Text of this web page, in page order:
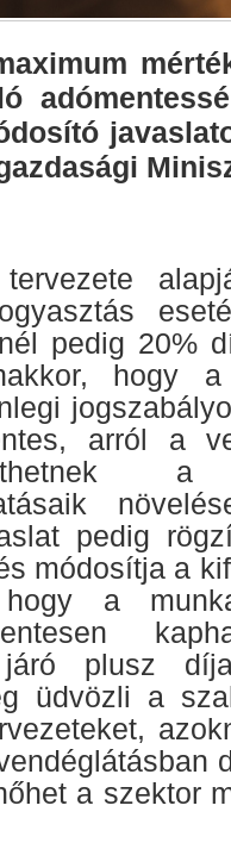
pedig 20%
hogy
arról a
a
pedig
módosítja a
a
plusz
üdvözli a
a szektor